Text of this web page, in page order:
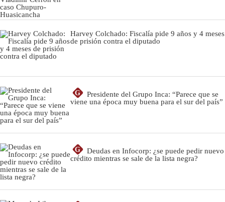
Harvey Colchado: Fiscalía pide 9 años y 4 meses
de prisión contra el diputado
G
Presidente del Grupo Inca: “Parece que se
viene una época muy buena para el sur del país”
G
Deudas en Infocorp: ¿se puede pedir nuevo
crédito mientras se sale de la lista negra?